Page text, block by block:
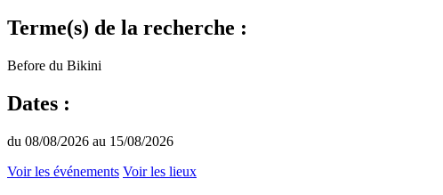
Terme(s) de la recherche :
Before du Bikini
Dates :
du 08/08/2026 au 15/08/2026
Voir les événements Voir les lieux